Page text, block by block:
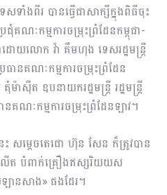
សទាំងពីរ បានធ្វើជាសាក្សីក្នុងពិធីចុះ
ណៈកម្មការចម្រុះ​ព្រំដែនកម្ពុជា-
ដោយលោក វ៉ា គឹមហុង ទេសរដ្ឋមន្ត្រី
ានគណៈកម្មការចម្រុះព្រំដែន
ស៊ីត ឧបនាយករដ្ឋមន្ត្រី រដ្ឋមន្ត្រី
គណៈកម្មការ​ចម្រុះព្រំដែនឡាវ។
សម្តេចតេជោ ហ៊ុន សែន ក៏ត្រូវបាន
ត បំពាក់គ្រឿងឥស្សរិយយស
នសាង» ផងដែរ។